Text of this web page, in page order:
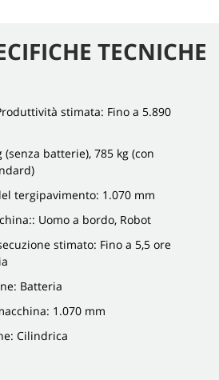
TECNICHE
stimata: Fino a 5.890
(senza batterie), 785 kg (con
tergipavimento: 1.070 mm
Uomo a bordo, Robot
stimato: Fino a 5,5 ore
Batteria
1.070 mm
Cilindrica